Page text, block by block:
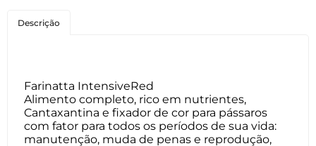
Descrição
Farinatta IntensiveRed
Alimento completo, rico em nutrientes,
Cantaxantina e fixador de cor para pássaros
com fator para todos os períodos de sua vida:
manutenção, muda de penas e reprodução,